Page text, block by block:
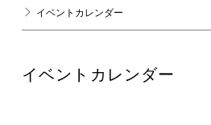
イベントカレンダー
イベントカレンダー